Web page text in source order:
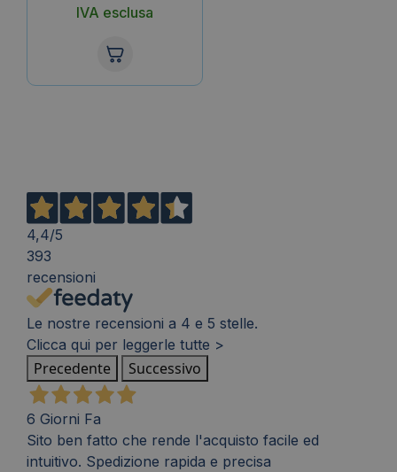
IVA esclusa
4,4/5
393
recensioni
Le nostre recensioni a 4 e 5 stelle.
Clicca qui per leggerle tutte >
Precedente Successivo
6 Giorni Fa
Sito ben fatto che rende l'acquisto facile ed
intuitivo. Spedizione rapida e precisa